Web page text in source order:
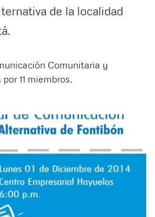
de la localidad
Comunitaria y
11 miembros.